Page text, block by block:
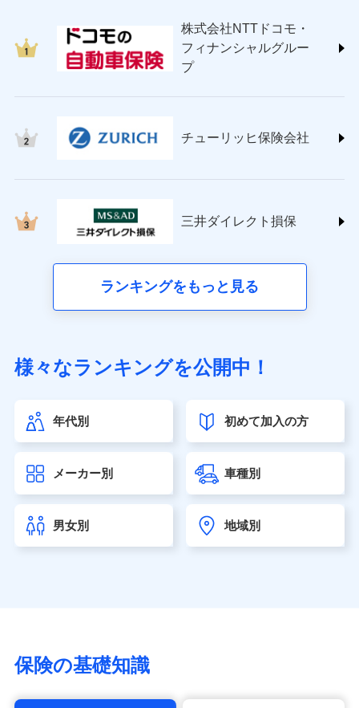
ＳＯＭＰＯダイレクト損害保険株式会社
(https://www.sompo-direct.co.jp/)
チューリッヒ保険会社 (https://www.zurich.co.jp/)
(https://www.nisshinfire.co.jp/)
(https://www.petfamilyins.co.jp/)
ins.com/)
三井ダイレクト損害保険株式会社
（https://www.sonylife.co.jp）
第一ネオ生命保険株式会社（https://neofirst.co.jp/）
大樹生命保険株式会社（https://www.taiju-life.co.jp）
seimei.co.jp）
チューリッヒ生命保険株式会社
東京海上日動あんしん生命保険株式会社
（https://www.tmn-anshin.co.jp/）
マニュライフ生命保険株式会社
（https://www.manulife.co.jp/）
株式会社NTTドコモ・
フィナンシャルグルー
プ
チューリッヒ保険会社
三井ダイレクト損保
ランキングをもっと見る
様々なランキングを公開中！
年代別 初めて加入の方
メーカー別 車種別
男女別 地域別
保険の基礎知識